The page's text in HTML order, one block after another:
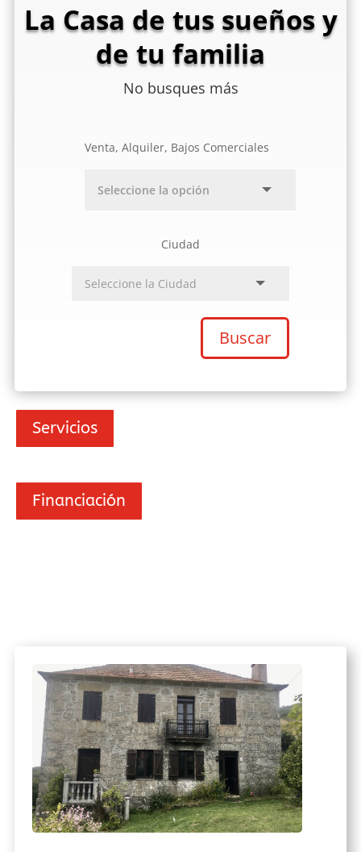
La Casa de tus sueños y
de tu familia
No busques más
Venta, Alquiler, Bajos Comerciales
Ciudad
Buscar
Servicios
Financiación